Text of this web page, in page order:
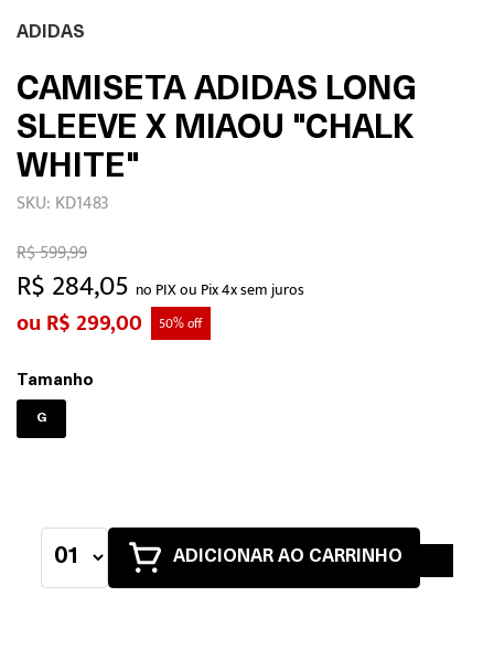
ADIDAS
CAMISETA ADIDAS LONG
SLEEVE X MIAOU "CHALK
WHITE"
SKU: KD1483
R$ 284,05 no PIX ou Pix 4x sem juros
R$ 599,99
R$ 299,00 50% off
Tamanho
G
ADICIONAR AO CARRINHO